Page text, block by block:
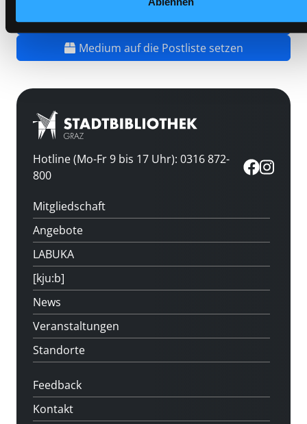
Vorbestellen
Medium auf die Postliste setzen
Hotline (Mo-Fr 9 bis 17 Uhr): 0316 872-
800
Mitgliedschaft
Angebote
LABUKA
[kju:b]
News
Veranstaltungen
Standorte
Feedback
Kontakt